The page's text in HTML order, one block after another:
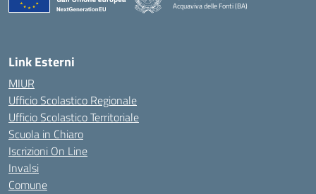
Acquaviva delle Fonti (BA)
— Visita la pagina iniziale della scuola
Link Esterni
MIUR
Ufficio Scolastico Regionale
Ufficio Scolastico Territoriale
Scuola in Chiaro
Iscrizioni On Line
Invalsi
Comune